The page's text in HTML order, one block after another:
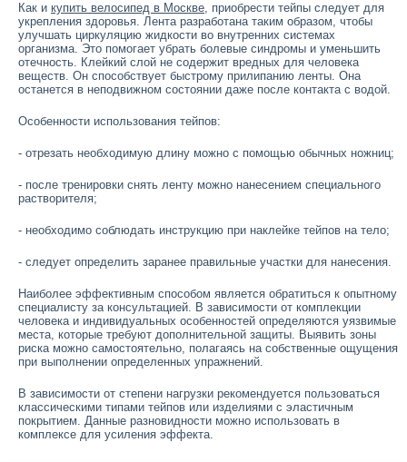
Как и купить велосипед в Москве, приобрести тейпы следует для
укрепления здоровья. Лента разработана таким образом, чтобы
улучшать циркуляцию жидкости во внутренних системах
организма. Это помогает убрать болевые синдромы и уменьшить
отечность. Клейкий слой не содержит вредных для человека
веществ. Он способствует быстрому прилипанию ленты. Она
останется в неподвижном состоянии даже после контакта с водой.
Особенности использования тейпов:
- отрезать необходимую длину можно с помощью обычных ножниц;
- после тренировки снять ленту можно нанесением специального
растворителя;
- необходимо соблюдать инструкцию при наклейке тейпов на тело;
- следует определить заранее правильные участки для нанесения.
Наиболее эффективным способом является обратиться к опытному
специалисту за консультацией. В зависимости от комплекции
человека и индивидуальных особенностей определяются уязвимые
места, которые требуют дополнительной защиты. Выявить зоны
риска можно самостоятельно, полагаясь на собственные ощущения
при выполнении определенных упражнений.
В зависимости от степени нагрузки рекомендуется пользоваться
классическими типами тейпов или изделиями с эластичным
покрытием. Данные разновидности можно использовать в
комплексе для усиления эффекта.